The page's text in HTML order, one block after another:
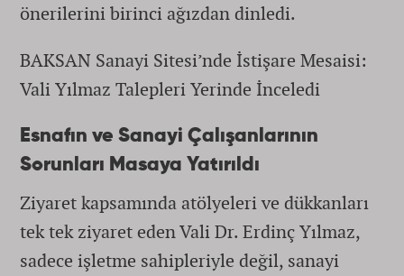
önerilerini birinci ağızdan dinledi.
BAKSAN Sanayi Sitesi’nde İstişare Mesaisi:
Vali Yılmaz Talepleri Yerinde İnceledi
Esnafın ve Sanayi Çalışanlarının
Sorunları Masaya Yatırıldı
Ziyaret kapsamında atölyeleri ve dükkanları
tek tek ziyaret eden Vali Dr. Erdinç Yılmaz,
sadece işletme sahipleriyle değil, sanayi